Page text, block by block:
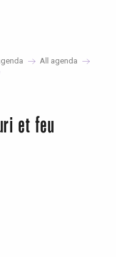
All agenda
et feu